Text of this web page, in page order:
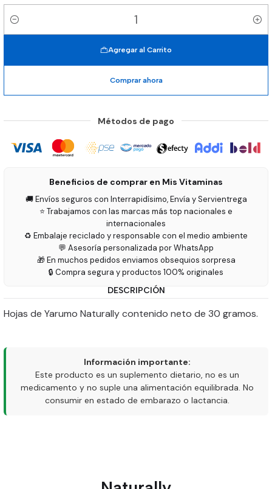
Cantidad
Agregar al Carrito
Comprar ahora
Métodos de pago
Beneficios de comprar en Mis Vitaminas
🚚 Envíos seguros con Interrapidísimo, Envía y Servientrega
⭐ Trabajamos con las marcas más top nacionales e
internacionales
♻️ Embalaje reciclado y responsable con el medio ambiente
💬 Asesoría personalizada por WhatsApp
🎁 En muchos pedidos enviamos obsequios sorpresa
🔒 Compra segura y productos 100% originales
DESCRIPCIÓN
Hojas de Yarumo Naturally contenido neto de 30 gramos.
Información importante:
Este producto es un suplemento dietario, no es un
medicamento y no suple una alimentación equilibrada. No
consumir en estado de embarazo o lactancia.